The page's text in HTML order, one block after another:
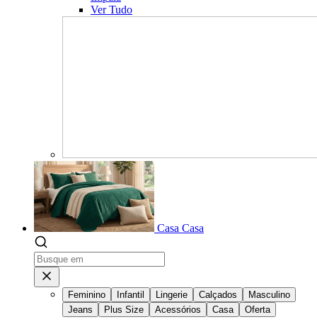
Ver Tudo
Casa Casa
Feminino Infantil Lingerie Calçados
Masculino
Jeans
Plus Size Acessórios Casa Oferta